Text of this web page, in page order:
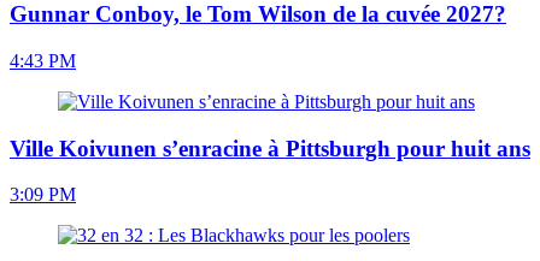
Gunnar Conboy, le Tom Wilson de la cuvée 2027?
4:43 PM
Ville Koivunen s’enracine à Pittsburgh pour huit ans
3:09 PM